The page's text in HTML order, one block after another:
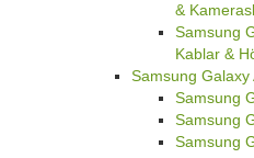
&
Samsung
Kablar &
Samsung Galaxy
Samsung
Samsung
Samsung